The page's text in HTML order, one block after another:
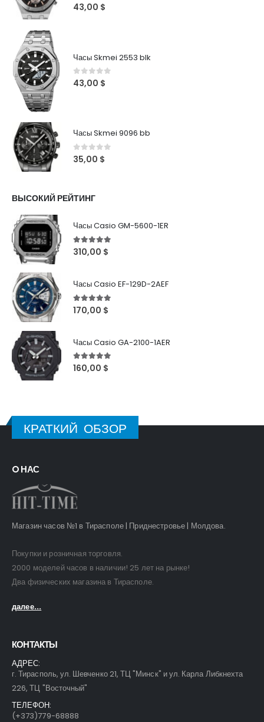
0 out of 5
43,00 $
Часы Skmei 2553 blk
0 out of 5
43,00 $
Часы Skmei 9096 bb
0out of 5
35,00 $
ВЫСОКИЙ РЕЙТИНГ
Часы Casio GM-5600-1ER
5out of 5
310,00 $
Часы Casio EF-129D-2AEF
5out of 5
170,00 $
Часы Casio GA-2100-1AER
5out of 5
160,00 $
КРАТКИЙ ОБЗОР
O НАС
Магазин часов №1 в Тирасполе | Приднестровье | Молдова.
Покупки и розничная торговля.
2000 моделей часов в наличии! 25 лет на рынке!
Два физических магазина в Тирасполе.
далее...
КОНТАКТЫ
АДРЕС:
г. Тирасполь, ул. Шевченко 21, ТЦ "Минск" и ул. Карла Либкнехта
226, ТЦ "Восточный"
ТЕЛЕФОН:
(+373)779-68888